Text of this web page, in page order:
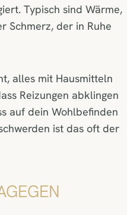
Typisch sind Wärme,
Schmerz, der in Ruhe
alles mit Hausmitteln
Reizungen abklingen
auf dein Wohlbefinden
ist das oft der